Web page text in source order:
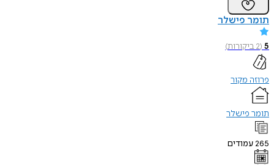
תומר פישלר
5
(
2ביקורות)
פרוזה מקור
תומר פישלר
265עמודים